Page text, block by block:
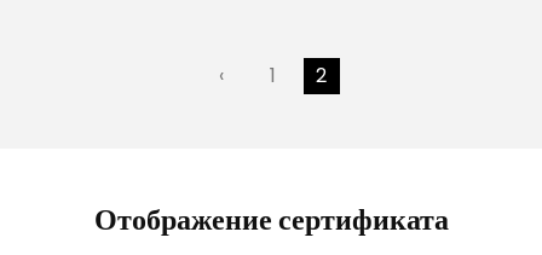
‹ 1 2
Отображение сертификата